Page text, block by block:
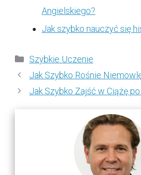
Angielskiego?
Jak szybko nauczyć się
Kategorie
Szybkie Uczenie
Jak Szybko Rośnie
Jak Szybko Zajść w Ciążę